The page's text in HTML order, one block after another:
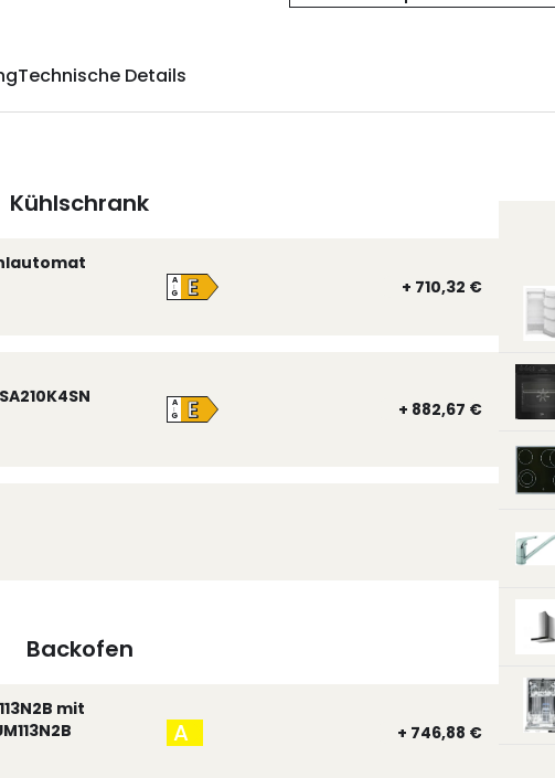
Technische Details
Kühlschrank
A
↑
G E + 710,32 €
A
↑
G E + 882,67 €
Backofen
mit
A + 746,88 €